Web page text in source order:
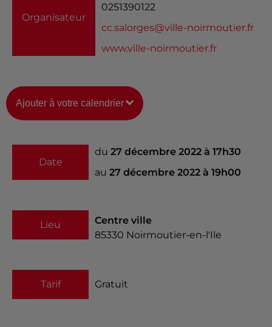
Organisateur
0251390122
cc.salorges@ville-noirmoutier.fr
www.ville-noirmoutier.fr
Ajouter à votre calendrier
Date
du 27 décembre 2022 à 17h30
au 27 décembre 2022 à 19h00
Lieu
Centre ville
85330 Noirmoutier-en-l'Ile
Tarif Gratuit